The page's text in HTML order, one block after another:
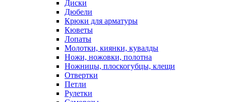
Диски
Дюбели
Крюки для арматуры
Кюветы
Лопаты
Молотки, киянки, кувалды
Ножи, ножовки, полотна
Ножницы, плоскогубцы, клещи
Отвертки
Петли
Рулетки